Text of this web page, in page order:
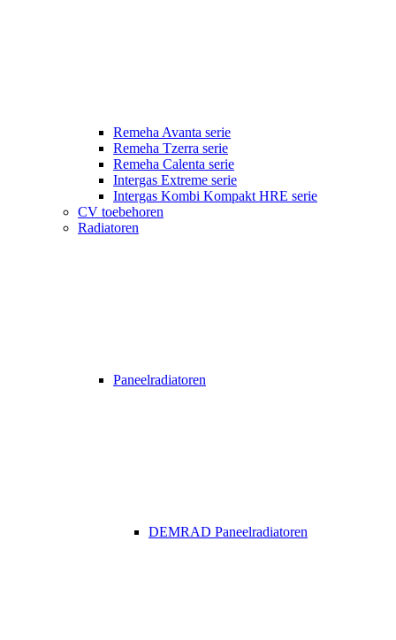
Remeha Avanta serie
Remeha Tzerra serie
Remeha Calenta serie
Intergas Extreme serie
Intergas Kombi Kompakt HRE serie
CV toebehoren
Radiatoren
Paneelradiatoren
DEMRAD Paneelradiatoren